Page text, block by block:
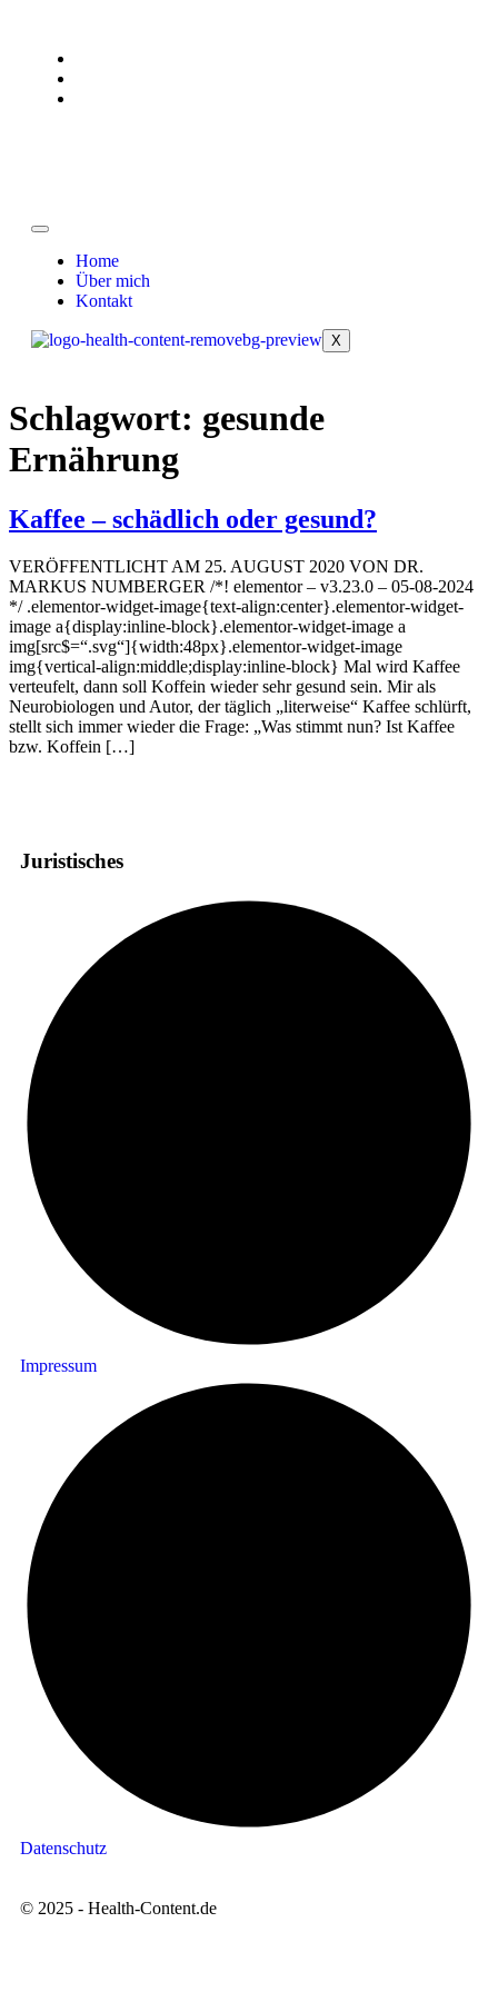
Home
Über mich
Kontakt
X
Schlagwort: gesunde
Ernährung
Kaffee – schädlich oder gesund?
VERÖFFENTLICHT AM 25. AUGUST 2020 VON DR.
MARKUS NUMBERGER /*! elementor – v3.23.0 – 05-08-2024
*/ .elementor-widget-image{text-align:center}.elementor-widget-
image a{display:inline-block}.elementor-widget-image a
img[src$=“.svg“]{width:48px}.elementor-widget-image
img{vertical-align:middle;display:inline-block} Mal wird Kaffee
verteufelt, dann soll Koffein wieder sehr gesund sein. Mir als
Neurobiologen und Autor, der täglich „literweise“ Kaffee schlürft,
stellt sich immer wieder die Frage: „Was stimmt nun? Ist Kaffee
bzw. Koffein […]
Juristisches
Impressum
Datenschutz
© 2025 - Health-Content.de